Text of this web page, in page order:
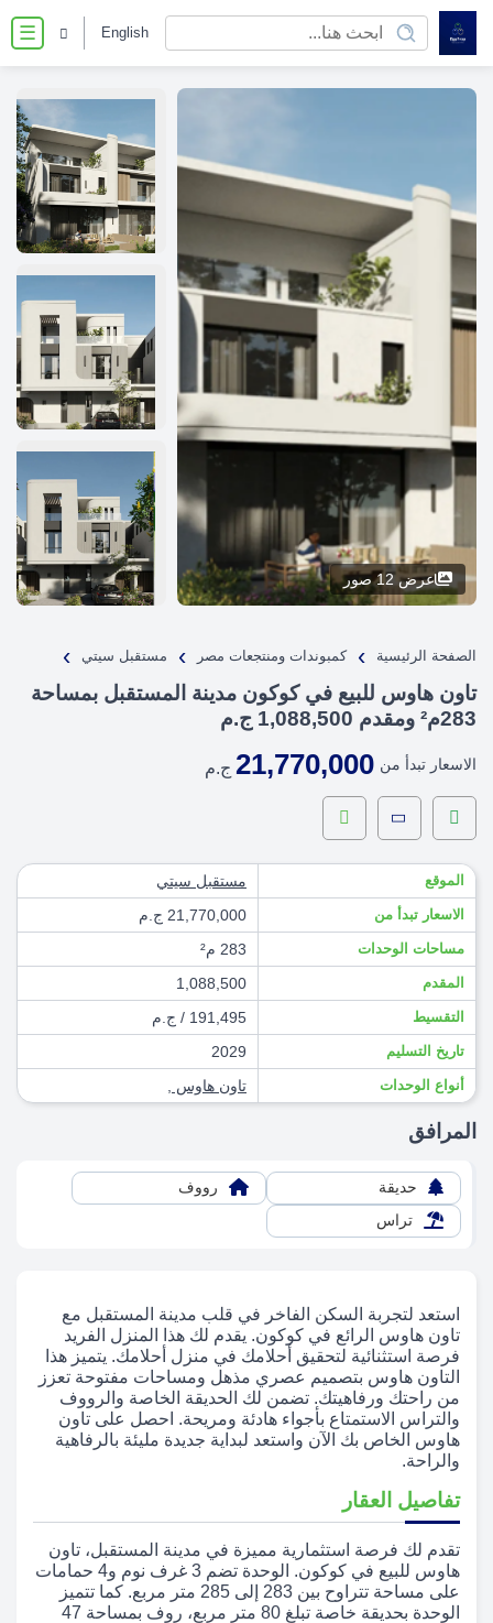
☰ English
عرض 12 صور
الصفحة الرئيسية › كمبوندات ومنتجعات مصر › مستقبل سيتي ›
تاون هاوس للبيع في كوكون مدينة المستقبل بمساحة
283م² ومقدم 1,088,500 ج.م
الاسعار تبدأ من 21,770,000 ج.م
الموقع مستقبل سيتي
الاسعار تبدأ من 21,770,000 ج.م
مساحات الوحدات 283 م²
المقدم 1,088,500
التقسيط 191,495 / ج.م
تاريخ التسليم 2029
أنواع الوحدات تاون هاوس
المرافق
حديقة
رووف
تراس
استعد لتجربة السكن الفاخر في قلب مدينة المستقبل مع
تاون هاوس الرائع في كوكون. يقدم لك هذا المنزل الفريد
فرصة استثنائية لتحقيق أحلامك في منزل أحلامك. يتميز هذا
التاون هاوس بتصميم عصري مذهل ومساحات مفتوحة تعزز
من راحتك ورفاهيتك. تضمن لك الحديقة الخاصة والرووف
والتراس الاستمتاع بأجواء هادئة ومريحة. احصل على تاون
هاوس الخاص بك الآن واستعد لبداية جديدة مليئة بالرفاهية
والراحة.
تفاصيل العقار
تقدم لك فرصة استثمارية مميزة في مدينة المستقبل، تاون
هاوس للبيع في كوكون. الوحدة تضم 3 غرف نوم و4 حمامات
على مساحة تتراوح بين 283 إلى 285 متر مربع. كما تتميز
الوحدة بحديقة خاصة تبلغ 80 متر مربع، روف بمساحة 47